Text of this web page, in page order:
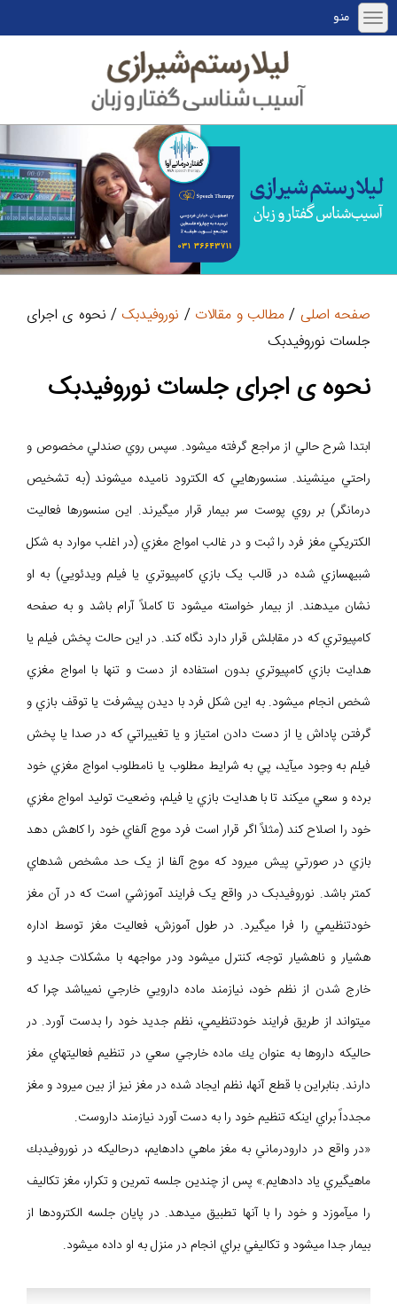
منو
صفحه اصلی /مطالب و مقالات / نوروفیدبک/ نحوه ی اجرای
جلسات نوروفیدبک
نحوه ی اجرای جلسات نوروفیدبک
ابتدا شرح حالي از مراجع گرفته ميشود. سپس روي صندلي مخصوص و
راحتي مينشيند. سنسورهايي كه الكترود ناميده ميشوند (به تشخيص
درمانگر) بر روي پوست سر بيمار قرار ميگيرند. اين سنسورها فعاليت
الکتريکي مغز فرد را ثبت و در غالب امواج مغزي (در اغلب موارد به شکل
شبيهسازي شده در قالب يک بازي کامپيوتري يا فيلم ويدئويي) به او
نشان ميدهند. از بيمار خواسته ميشود تا كاملاً آرام باشد و به صفحه
كامپيوتري كه در مقابلش قرار دارد نگاه كند. در اين حالت پخش فيلم يا
هدايت بازي کامپيوتري بدون استفاده از دست و تنها با امواج مغزي
شخص انجام ميشود. به اين شکل فرد با ديدن پيشرفت يا توقف بازي و
گرفتن پاداش يا از دست دادن امتياز و يا تغييراتي که در صدا يا پخش
فيلم به وجود ميآيد، پي به شرايط مطلوب يا نامطلوب امواج مغزي خود
برده و سعي ميکند تا با هدايت بازي يا فيلم، وضعيت توليد امواج مغزي
خود را اصلاح کند (مثلاً اگر قرار است فرد موج آلفاي خود را کاهش دهد
بازي در صورتي پيش ميرود که موج آلفا از يک حد مشخص شدهاي
کمتر باشد. نوروفيدبک در واقع يک فرايند آموزشي است که در آن مغز
خودتنظيمي را فرا ميگيرد. در طول آموزش، فعاليت مغز توسط اداره
هشيار و ناهشيار توجه، كنترل ميشود ودر مواجهه با مشكلات جديد و
خارج شدن از نظم خود، نيازمند ماده دارويي خارجي نميباشد چرا كه
ميتواند از طريق فرايند خودتنظيمي، نظم جديد خود را بدست آورد. در
حالیکه داروها به عنوان يك ماده خارجي سعي در تنظيم فعاليتهاي مغز
دارند. بنابراين با قطع آنها، نظم ايجاد شده در مغز نيز از بين ميرود و مغز
مجدداً براي اينكه تنظيم خود را به دست آورد نيازمند داروست.
«در واقع در دارودرماني به مغز ماهي دادهايم، درحاليكه در نوروفيدبك
ماهيگيري ياد دادهايم.» پس از چندين جلسه تمرين و تكرار، مغز تكاليف
را ميآموزد و خود را با آنها تطبيق ميدهد. در پايان جلسه الكترودها از
بيمار جدا ميشود و تكاليفي براي انجام در منزل به او داده ميشود.